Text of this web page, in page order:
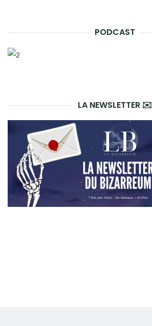
PODCAST
LA NEWSLETTER ✉️